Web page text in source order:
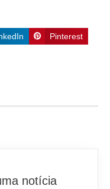
Pinterest
notícia